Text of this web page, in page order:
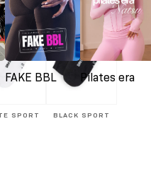
FAKE BBL Pilates era
SPORT BLACK SPORT